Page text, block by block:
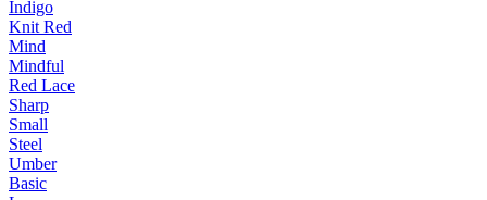
Indigo
Knit Red
Mind
Mindful
Red Lace
Sharp
Small
Steel
Umber
Basic